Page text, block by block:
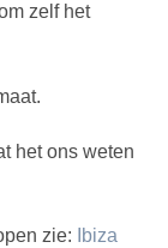
zelf het
het ons weten
zie:
Ibiza